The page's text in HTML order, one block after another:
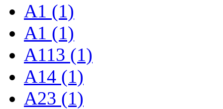
A1 (1)
A1 (1)
A113 (1)
A14 (1)
A23 (1)